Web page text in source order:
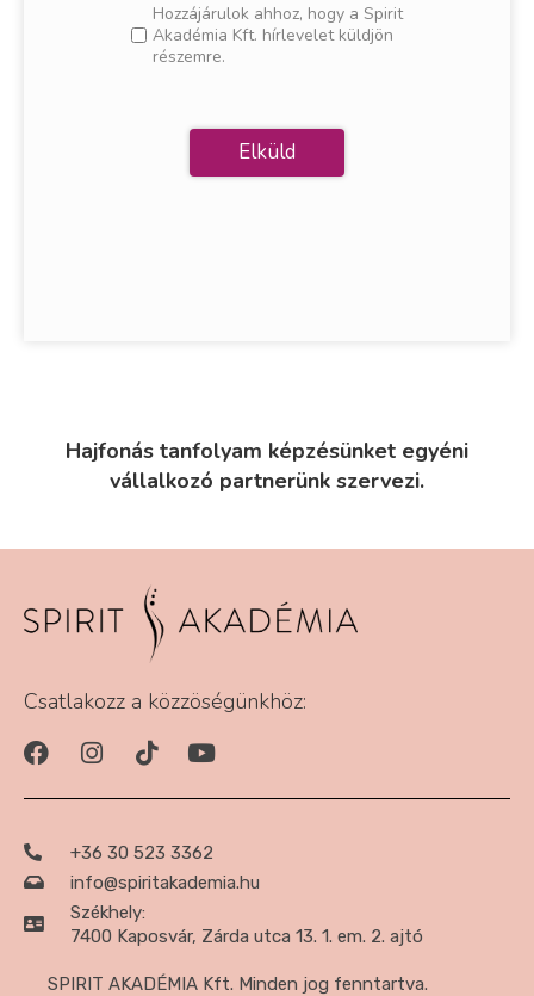
Hozzájárulok ahhoz, hogy a Spirit
Akadémia Kft. hírlevelet küldjön
részemre.
Hajfonás tanfolyam képzésünket egyéni
vállalkozó partnerünk szervezi.
Csatlakozz a közzöségünkhöz:
+36 30 523 3362
info@spiritakademia.hu
Székhely:
7400 Kaposvár, Zárda utca 13. 1. em. 2. ajtó
SPIRIT AKADÉMIA Kft. Minden jog fenntartva.